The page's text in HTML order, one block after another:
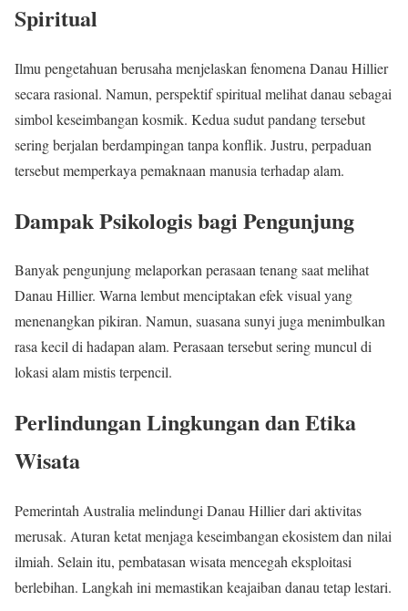
Spiritual
Ilmu pengetahuan berusaha menjelaskan fenomena Danau Hillier
secara rasional. Namun, perspektif spiritual melihat danau sebagai
simbol keseimbangan kosmik. Kedua sudut pandang tersebut
sering berjalan berdampingan tanpa konflik. Justru, perpaduan
tersebut memperkaya pemaknaan manusia terhadap alam.
Dampak Psikologis bagi Pengunjung
Banyak pengunjung melaporkan perasaan tenang saat melihat
Danau Hillier. Warna lembut menciptakan efek visual yang
menenangkan pikiran. Namun, suasana sunyi juga menimbulkan
rasa kecil di hadapan alam. Perasaan tersebut sering muncul di
lokasi alam mistis terpencil.
Perlindungan Lingkungan dan Etika
Wisata
Pemerintah Australia melindungi Danau Hillier dari aktivitas
merusak. Aturan ketat menjaga keseimbangan ekosistem dan nilai
ilmiah. Selain itu, pembatasan wisata mencegah eksploitasi
berlebihan. Langkah ini memastikan keajaiban danau tetap lestari.